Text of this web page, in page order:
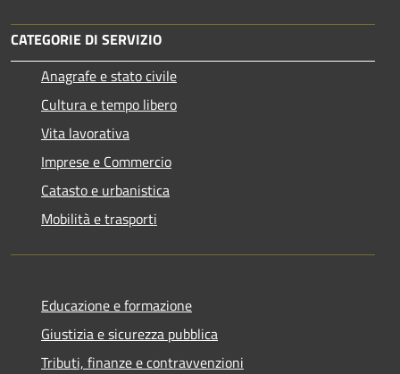
CATEGORIE DI SERVIZIO
Anagrafe e stato civile
Cultura e tempo libero
Vita lavorativa
Imprese e Commercio
Catasto e urbanistica
Mobilità e trasporti
Educazione e formazione
Giustizia e sicurezza pubblica
Tributi, finanze e contravvenzioni